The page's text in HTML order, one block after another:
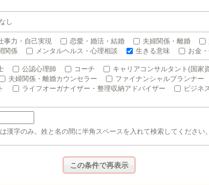
し
事力・自己実現 恋愛・婚活・結婚 夫婦関係・離婚
関係 メンタルヘルス・心理相談 生きる意味 お金
公認心理師 コーチ キャリアコンサルタント(国家
夫婦関係・離婚カウンセラー ファイナンシャルプランナー
ライフオーガナイザー・整理収納アドバイザー ビジネ
字のみ。姓と名の間に半角スペースを入れて検索してください。